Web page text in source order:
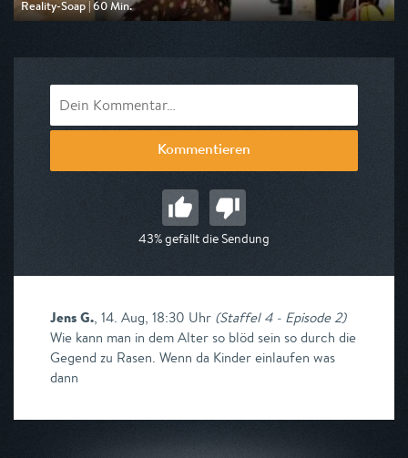
Reality-Soap | 60 Min.
Ausgestrahlt von DMAX
Kommentieren
43% gefällt die Sendung
Jens G., 14. Aug, 18:30 Uhr (Staffel 4 - Episode 2)
Wie kann man in dem Alter so blöd sein so durch die
Gegend zu Rasen. Wenn da Kinder einlaufen was
dann